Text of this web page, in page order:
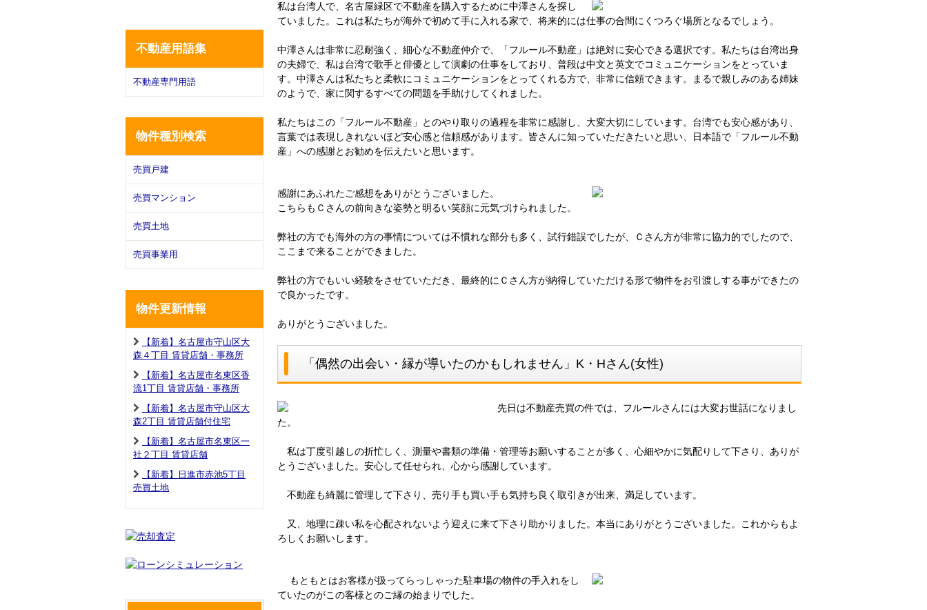
不動産用語集
不動産専門用語
物件種別検索
売買戸建
売買マンション
売買土地
売買事業用
物件更新情報
【新着】名古屋市守山区大
森４丁目 賃貸店舗・事務所
【新着】名古屋市名東区香
流1丁目 賃貸店舗・事務所
【新着】名古屋市守山区大
森2丁目 賃貸店舗付住宅
【新着】名古屋市名東区一
社２丁目 賃貸店舗
【新着】日進市赤池5丁目
売買土地
私は台湾人で、名古屋緑区で不動産を購入するために中澤さんを探し
ていました。これは私たちが海外で初めて手に入れる家で、将来的には仕事の合間にくつろぐ場所となるでしょう。
中澤さんは非常に忍耐強く、細心な不動産仲介で、「フルール不動産」は絶対に安心できる選択です。私たちは台湾出身
の夫婦で、私は台湾で歌手と俳優として演劇の仕事をしており、普段は中文と英文でコミュニケーションをとっていま
す。中澤さんは私たちと柔軟にコミュニケーションをとってくれる方で、非常に信頼できます。まるで親しみのある姉妹
のようで、家に関するすべての問題を手助けしてくれました。
私たちはこの「フルール不動産」とのやり取りの過程を非常に感謝し、大変大切にしています。台湾でも安心感があり、
言葉では表現しきれないほど安心感と信頼感があります。皆さんに知っていただきたいと思い、日本語で「フルール不動
産」への感謝とお勧めを伝えたいと思います。
感謝にあふれたご感想をありがとうございました。
こちらもＣさんの前向きな姿勢と明るい笑顔に元気づけられました。
弊社の方でも海外の方の事情については不慣れな部分も多く、試行錯誤でしたが、Ｃさん方が非常に協力的でしたので、
ここまで来ることができました。
弊社の方でもいい経験をさせていただき、最終的にＣさん方が納得していただける形で物件をお引渡しする事ができたの
で良かったです。
ありがとうございました。
「偶然の出会い・縁が導いたのかもしれません」K・Hさん(女性)
先日は不動産売買の件では、フルールさんには大変お世話になりまし
た。
私は丁度引越しの折忙しく、測量や書類の準備・管理等お願いすることが多く、心細やかに気配りして下さり、ありが
とうございました。安心して任せられ、心から感謝しています。
不動産も綺麗に管理して下さり、売り手も買い手も気持ち良く取引きが出来、満足しています。
又、地理に疎い私を心配されないよう迎えに来て下さり助かりました。本当にありがとうございました。これからもよ
ろしくお願いします。
もともとはお客様が扱ってらっしゃった駐車場の物件の手入れをし
ていたのがこの客様とのご縁の始まりでした。